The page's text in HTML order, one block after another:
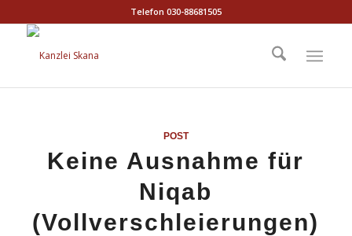
Telefon 030-88681505
POST
Keine Ausnahme für
Niqab
(Vollverschleierungen)